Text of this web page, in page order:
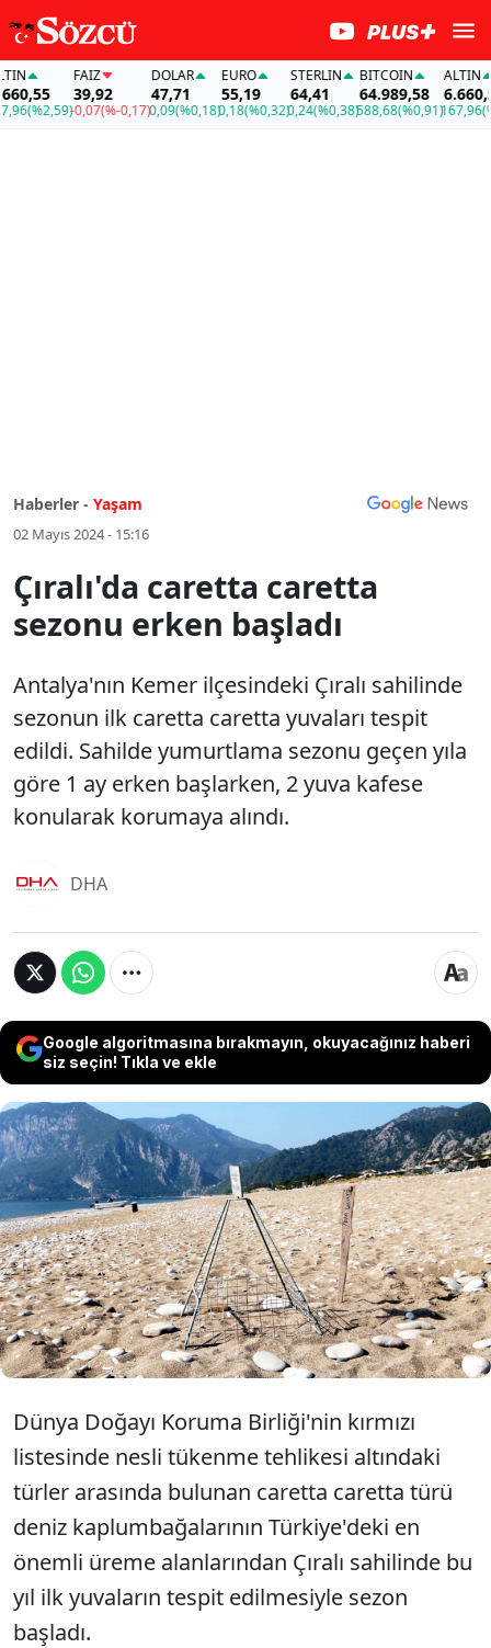
(%2,59)
FAİZ
39,92
-0,07(%-0,17)
DOLAR
47,71
0,09(%0,18)
EURO
55,19
0,18(%0,32)
STERLIN
64,41
0,24(%0,38)
BITCOIN
64.989,58
588,68(%0,91)
ALTIN
6.660,55
167,96
Haberler - Yaşam
02 Mayıs 2024 - 15:16
Çıralı'da caretta caretta
sezonu erken başladı
Antalya'nın Kemer ilçesindeki Çıralı sahilinde
sezonun ilk caretta caretta yuvaları tespit
edildi. Sahilde yumurtlama sezonu geçen yıla
göre 1 ay erken başlarken, 2 yuva kafese
konularak korumaya alındı.
DHA
Google algoritmasına bırakmayın, okuyacağınız haberi
siz seçin! Tıkla ve ekle
Antalya'nın Kemer ilçesindeki Çıralı sahilinde
sezonun ilk caretta caretta yuvaları tespit
edildi. Sahilde yumurtlama sezonu geçen yıla
göre 1 ay erken başlarken, 2 yuva kafese
konularak korumaya alındı.
Dünya Doğayı Koruma Birliği'nin kırmızı
listesinde nesli tükenme tehlikesi altındaki
türler arasında bulunan caretta caretta türü
deniz kaplumbağalarının Türkiye'deki en
önemli üreme alanlarından Çıralı sahilinde bu
yıl ilk yuvaların tespit edilmesiyle sezon
başladı.